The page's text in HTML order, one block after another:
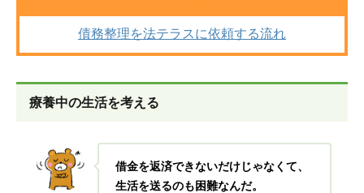
債務整理を法テラスに依頼する流れ
療養中の生活を考える
借金を返済できないだけじゃなくて、
生活を送るのも困難なんだ。